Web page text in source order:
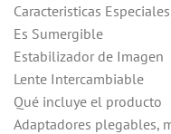
Caracteristicas Especiales
Es Sumergible
Estabilizador de Imagen
Lente Intercambiable
Qué incluye el producto
Adaptadores plegables,